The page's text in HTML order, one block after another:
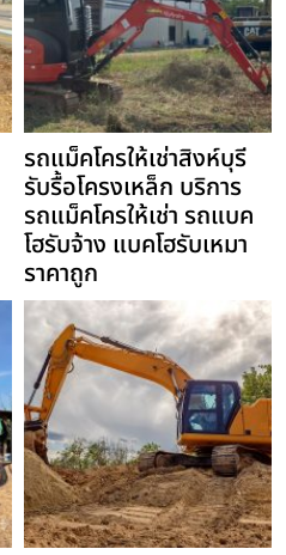
รถแม็คโครให้เช่าสิงห์บุรี
รับรื้อโครงเหล็ก บริการ
รถแม็คโครให้เช่า รถแบค
โฮรับจ้าง แบคโฮรับเหมา
ราคาถูก